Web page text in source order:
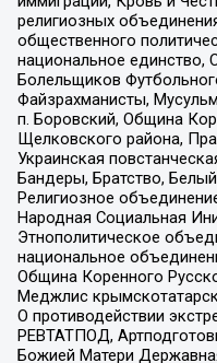
религиозных
общественного
национальное единство,
Болельщиков
Файзрахманисты,
п. Боровский, Община
Щелковского района,
Украинская
Бандеры, Братство,
Религиозное
Народная Социальная
Этнополитическое
национальное
Община Коренного
Меджлис
О противодействии
РЕВТАТПОД,
Божией Матери